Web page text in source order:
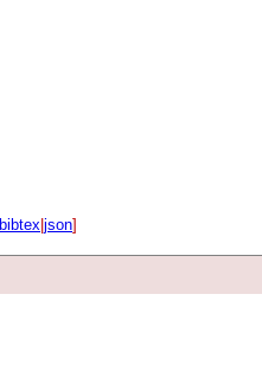
bibtex json]